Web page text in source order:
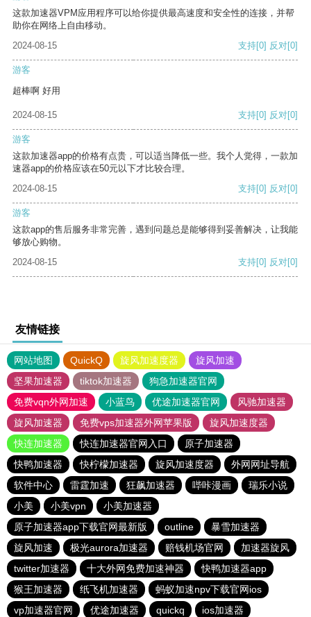
这款加速器VPM应用程序可以给你提供最高速度和安全性的连接，并帮
助你在网络上自由移动。
2024-08-15
支持[0] 反对[0]
游客
超棒啊 好用
2024-08-15 支持[0] 反对[0]
游客
这款加速器app的价格有点贵，可以适当降低一些。我个人觉得，一款加
速器app的价格应该在50元以下才比较合理。
2024-08-15
支持[0] 反对[0]
游客
这款app的售后服务非常完善，遇到问题总是能够得到妥善解决，让我能
够放心购物。
2024-08-15
支持[0] 反对[0]
友情链接
网站地图 QuickQ 旋风加速度器
旋风加速
坚果加速器
tiktok加速器
狗急加速器官网
免费vqn外网加速
小蓝鸟 优途加速器官网
风驰加速器
旋风加速器
免费vps加速器外网苹果版
旋风加速度器
快连加速器
快连加速器官网入口
原子加速器
快鸭加速器
快柠檬加速器 旋风加速度器
外网网址导航
软件中心
雷霆加速 狂飙加速器 哔咔漫画
瑞乐小说
小美
小美vpn
小美加速器
原子加速器app下载官网最新版
outline
暴雪加速器
旋风加速
极光aurora加速器 赔钱机场官网
加速器旋风
twitter加速器
十大外网免费加速神器
快鸭加速器app
猴王加速器
纸飞机加速器
蚂蚁加速npv下载官网ios
vp加速器官网
优途加速器 quickq ios加速器